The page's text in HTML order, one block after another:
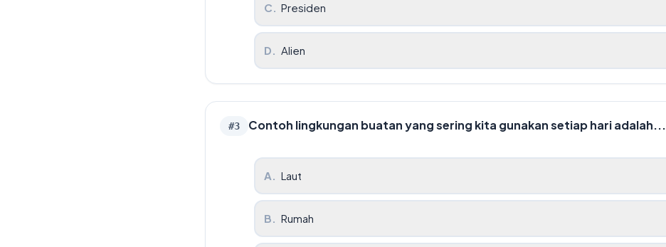
C. Presiden
D. Alien
#3 Contoh lingkungan buatan yang sering kita gunakan setiap hari adalah...
A. Laut
B. Rumah